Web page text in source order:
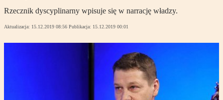
Rzecznik dyscyplinarny wpisuje się w narrację władzy.
Aktualizacja: 15.12.2019 08:56 Publikacja: 15.12.2019 00:01